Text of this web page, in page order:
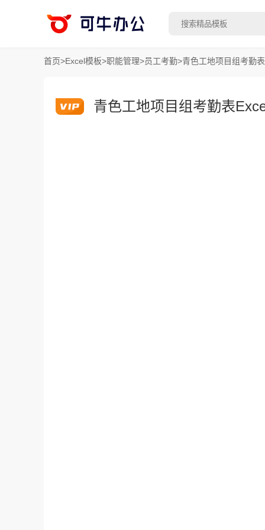
首页>Excel模板>职能管理>员工考勤>青色工地项目组考勤
青色工地项目组考勤表